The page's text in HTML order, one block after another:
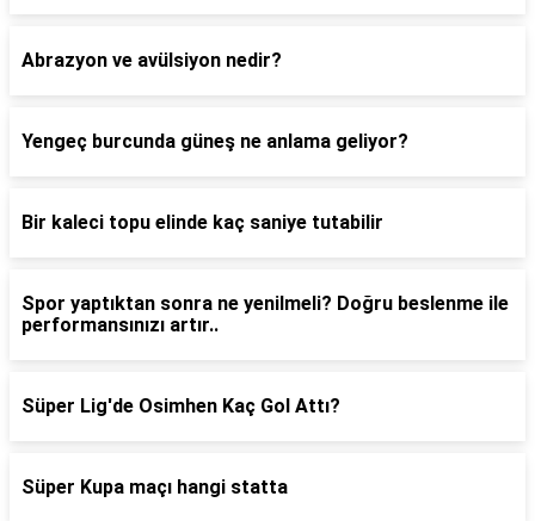
Abrazyon ve avülsiyon nedir?
Yengeç burcunda güneş ne anlama geliyor?
Bir kaleci topu elinde kaç saniye tutabilir
Spor yaptıktan sonra ne yenilmeli? Doğru beslenme ile
performansınızı artır..
Süper Lig'de Osimhen Kaç Gol Attı?
Süper Kupa maçı hangi statta